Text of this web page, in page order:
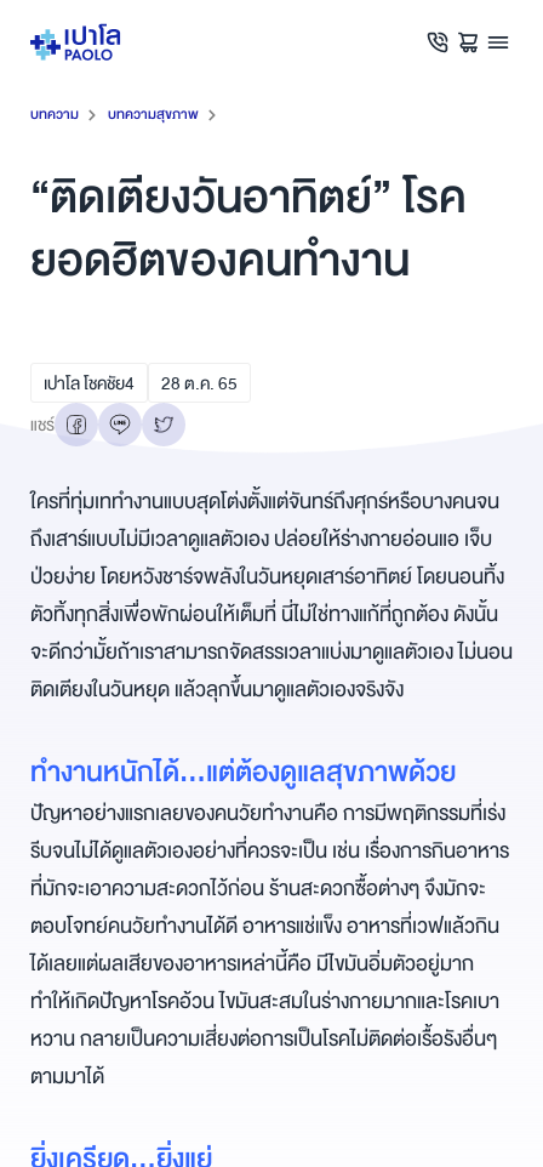
บทความ บทความสุขภาพ
“ติดเตียงวันอาทิตย์” โรค
ยอดฮิตของคนทำงาน
เปาโล โชคชัย4 28ต.ค.65
แชร์
ใครที่ทุ่มเททำงานแบบสุดโต่งตั้งแต่จันทร์ถึงศุกร์หรือบางคนจน
ถึงเสาร์แบบไม่มีเวลาดูแลตัวเอง ปล่อยให้ร่างกายอ่อนแอ เจ็บ
ป่วยง่าย โดยหวังชาร์จพลังในวันหยุดเสาร์อาทิตย์ โดยนอนทิ้ง
ตัวทิ้งทุกสิ่งเพื่อพักผ่อนให้เต็มที่ นี่ไม่ใช่ทางแก้ที่ถูกต้อง ดังนั้น
จะดีกว่ามั้ยถ้าเราสามารถจัดสรรเวลาแบ่งมาดูแลตัวเอง ไม่นอน
ติดเตียงในวันหยุด แล้วลุกขึ้นมาดูแลตัวเองจริงจัง
ทำงานหนักได้…แต่ต้องดูแลสุขภาพด้วย
ปัญหาอย่างแรกเลยของคนวัยทำงานคือ การมีพฤติกรรมที่เร่ง
รีบจนไม่ได้ดูแลตัวเองอย่างที่ควรจะเป็น เช่น เรื่องการกินอาหาร
ที่มักจะเอาความสะดวกไว้ก่อน ร้านสะดวกซื้อต่างๆ จึงมักจะ
ตอบโจทย์คนวัยทำงานได้ดี อาหารแช่แข็ง อาหารที่เวฟแล้วกิน
ได้เลยแต่ผลเสียของอาหารเหล่านี้คือ มีไขมันอิ่มตัวอยู่มาก
ทำให้เกิดปัญหาโรคอ้วน ไขมันสะสมในร่างกายมากและโรคเบา
หวาน กลายเป็นความเสี่ยงต่อการเป็นโรคไม่ติดต่อเรื้อรังอื่นๆ
ตามมาได้